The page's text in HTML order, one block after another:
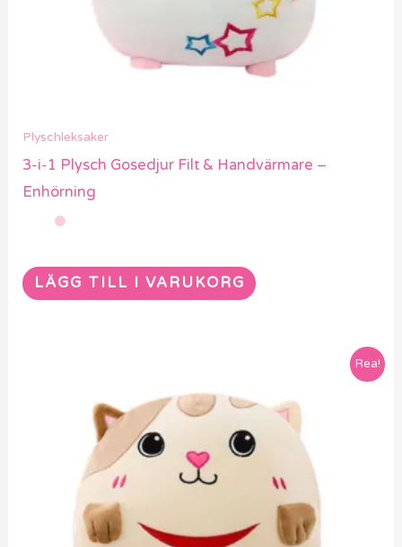
Plyschleksaker
3-i-1 Plysch Gosedjur Filt & Handvärmare –
Enhörning
LÄGG TILL I VARUKORG
Rea!